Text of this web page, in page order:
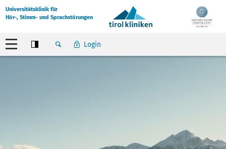
Universitätsklinik für
Hör-, Stimm- und Sprachstörungen
Login